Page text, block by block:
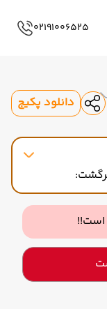
02191006525
دانلود پکیج
است!!